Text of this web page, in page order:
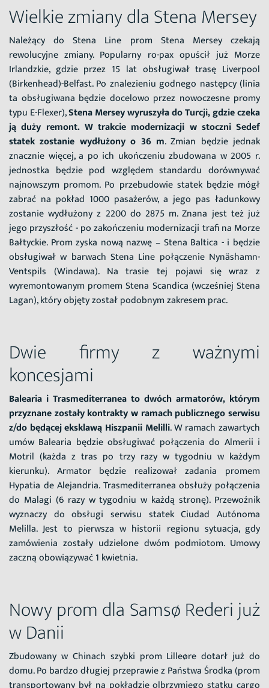
Wielkie zmiany dla Stena Mersey
Należący do Stena Line prom Stena Mersey czekają
rewolucyjne zmiany. Popularny ro-pax opuścił już Morze
Irlandzkie, gdzie przez 15 lat obsługiwał trasę Liverpool
(Birkenhead)-Belfast. Po znalezieniu godnego następcy (linia
ta obsługiwana będzie docelowo przez nowoczesne promy
typu E-Flexer),Stena Mersey wyruszyła do Turcji, gdzie czeka
ją duży remont. W trakcie modernizacji w stoczni Sedef
statek zostanie wydłużony o 36 m. Zmian będzie jednak
znacznie więcej, a po ich ukończeniu zbudowana w 2005 r.
jednostka będzie pod względem standardu dorównywać
najnowszym promom. Po przebudowie statek będzie mógł
zabrać na pokład 1000 pasażerów, a jego pas ładunkowy
zostanie wydłużony z 2200 do 2875 m. Znana jest też już
jego przyszłość - po zakończeniu modernizacji trafi na Morze
Bałtyckie. Prom zyska nową nazwę – Stena Baltica - i będzie
obsługiwał w barwach Stena Line połączenie Nynäshamn-
Ventspils (Windawa). Na trasie tej pojawi się wraz z
wyremontowanym promem Stena Scandica (wcześniej Stena
Lagan), który objęty został podobnym zakresem prac.
Dwie firmy z ważnymi
koncesjami
Balearia i Trasmediterranea to dwóch armatorów, którym
przyznane zostały kontrakty w ramach publicznego serwisu
z/do będącej eksklawą Hiszpanii Melilli. W ramach zawartych
umów Balearia będzie obsługiwać połączenia do Almerii i
Motril (każda z tras po trzy razy w tygodniu w każdym
kierunku). Armator będzie realizował zadania promem
Hypatia de Alejandria. Trasmediterranea obsłuży połączenia
do Malagi (6 razy w tygodniu w każdą stronę). Przewoźnik
wyznaczy do obsługi serwisu statek Ciudad Autónoma
Melilla. Jest to pierwsza w historii regionu sytuacja, gdy
zamówienia zostały udzielone dwóm podmiotom. Umowy
zaczną obowiązywać 1 kwietnia.
Nowy prom dla Samsø Rederi już
w Danii
Zbudowany w Chinach szybki prom Lilleøre dotarł już do
domu. Po bardzo długiej przeprawie z Państwa Środka (prom